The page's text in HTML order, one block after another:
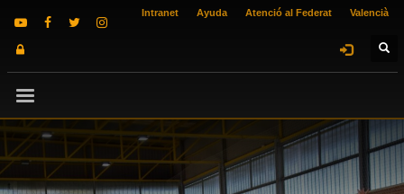
Intranet Ayuda Atenció al Federat Valencià